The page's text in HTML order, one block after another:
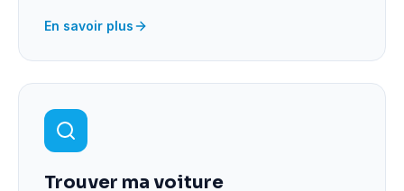
En savoir plus
Trouver ma voiture